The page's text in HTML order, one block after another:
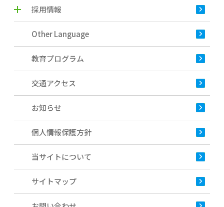
採用情報
Other Language
教育プログラム
交通アクセス
お知らせ
個人情報保護方針
当サイトについて
サイトマップ